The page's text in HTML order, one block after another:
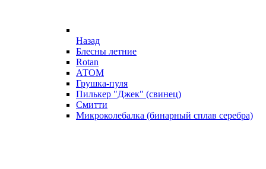
Назад
Блесны летние
Rotan
АТОМ
Грушка-пуля
Пилькер "Джек" (свинец)
Смитти
Микроколебалка (бинарный сплав серебра)